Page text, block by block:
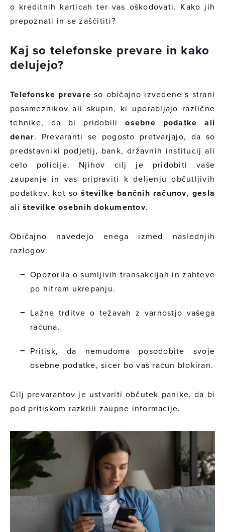
o kreditnih karticah ter vas oškodovati. Kako jih
prepoznati in se zaščititi?
Kaj so telefonske prevare in kako
delujejo?
Telefonske prevare so običajno izvedene s strani
posameznikov ali skupin, ki uporabljajo različne
tehnike, da bi pridobiliosebne podatke ali
denar. Prevaranti se pogosto pretvarjajo, da so
predstavniki podjetij, bank, državnih institucij ali
celo policije. Njihov cilj je pridobiti vaše
zaupanje in vas pripraviti k deljenju občutljivih
podatkov, kot so številke bančnih računov, gesla
ali številke osebnih dokumentov.
Običajno navedejo enega izmed naslednjih
razlogov:
Opozorila o sumljivih transakcijah in zahteve
po hitrem ukrepanju.
Lažne trditve o težavah z varnostjo vašega
računa.
Pritisk, da nemudoma posodobite svoje
osebne podatke, sicer bo vaš račun blokiran.
Cilj prevarantov je ustvariti občutek panike, da bi
pod pritiskom razkrili zaupne informacije.